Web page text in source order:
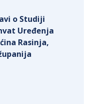
o Studiji
Uređenja
Rasinja,